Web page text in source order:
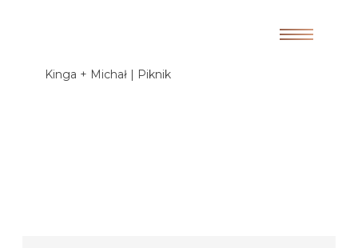
Kinga + Michał | Piknik